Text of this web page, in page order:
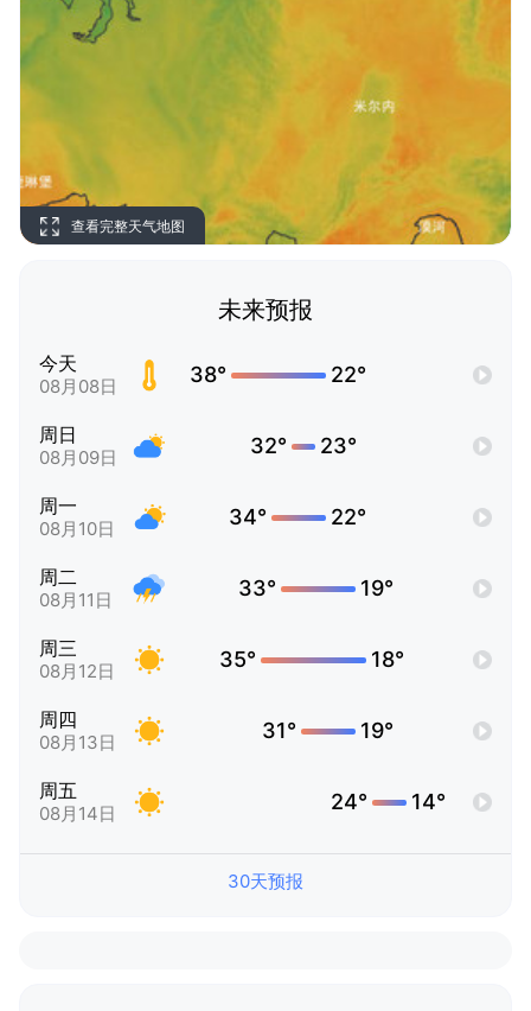
查看完整天气地图
未来预报
今天
08月08日 38° 22°
周日
08月09日 32° 23°
周一
08月10日 34° 22°
周二
08月11日 33° 19°
周三
08月12日 35° 18°
周四
08月13日 31° 19°
周五
08月14日 24° 14°
30天预报